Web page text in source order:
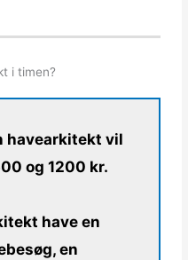
i timen?
havearkitekt vil
og 1200 kr.
have en
en